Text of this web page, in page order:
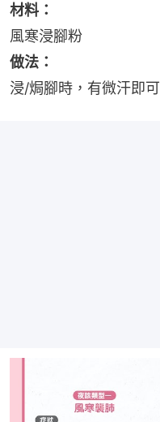
材料：
風寒浸腳粉
做法：
浸/焗腳時，有微汗即可